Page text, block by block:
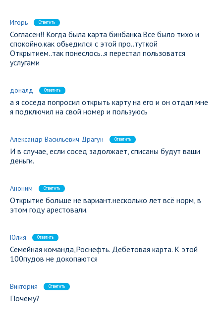
Игорь Ответить
Согласен!! Когда была карта бинбанка.Все было тихо и
спокойно.как обьедился с этой про..туткой
Открытием..так понеслось..я перестал пользоватся
услугами
доналд Ответить
а я соседа попросил открыть карту на его и он отдал мне
я подключил на свой номер и пользуюсь
Александр Васильевич Драгун Ответить
И в случае, если сосед задолжает, списаны будут ваши
деньги.
Аноним Ответить
Открытие больше не вариант.несколько лет всё норм, в
этом году арестовали.
Юлия Ответить
Семейная команда,Роснефть. Дебетовая карта. К этой
100пудов не докопаются
Виктория Ответить
Почему?